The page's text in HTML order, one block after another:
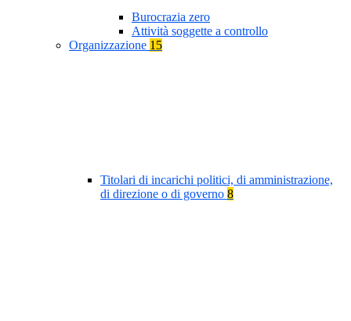
Burocrazia zero
Attività soggette a controllo
Organizzazione 15
Titolari di incarichi politici, di amministrazione,
di direzione o di governo 8